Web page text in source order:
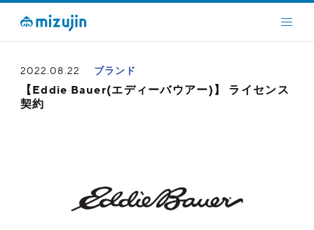
2022.08.22 ブランド
【Eddie Bauer(エディーバウアー)】 ライセンス
契約